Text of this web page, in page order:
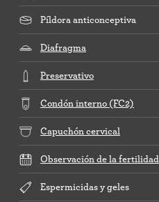
Píldora anticonceptiva
Diafragma
Preservativo
Condón interno (FC2)
Capuchón cervical
Observación de la fertilidad
Espermicidas y geles